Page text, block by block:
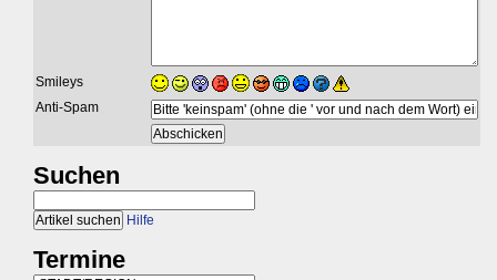
Smileys
Anti-Spam
Suchen
Hilfe
Termine